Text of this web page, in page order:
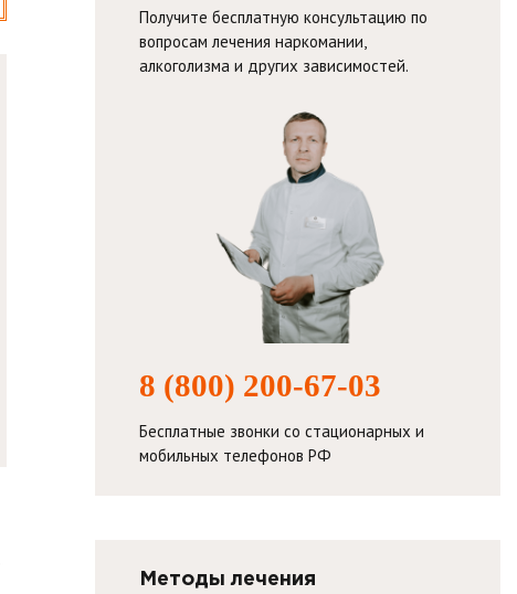
Получите бесплатную консультацию по
вопросам лечения наркомании,
алкоголизма и других зависимостей.
8 (800) 200-67-03
Бесплатные звонки со стационарных и
мобильных телефонов РФ
Методы лечения